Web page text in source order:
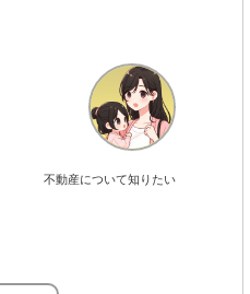
不動産について知りたい